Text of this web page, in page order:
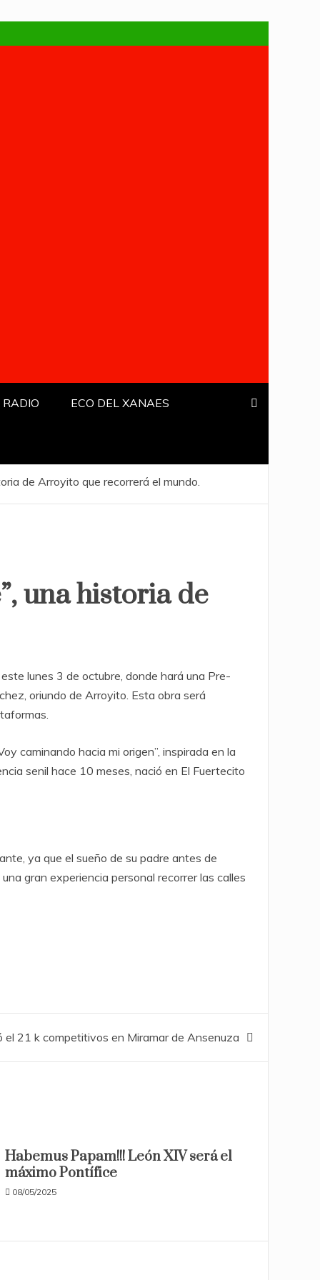
ECO DEL XANAES
de Arroyito que recorrerá el mundo.
una historia de
lunes 3 de octubre, donde hará una Pre-
oriundo de Arroyito. Esta obra será
caminando hacia mi origen”, inspirada en la
senil hace 10 meses, nació en El Fuertecito
ya que el sueño de su padre antes de
gran experiencia personal recorrer las calles
el 21 k competitivos en Miramar de Ansenuza
Habemus Papam!!! León XIV será el
máximo Pontífice
08/05/2025